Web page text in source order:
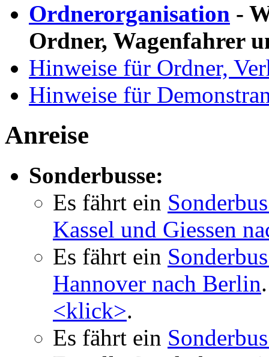
Ordnerorganisation -
Ordner, Wagenfahrer
Hinweise für Ordner,
Hinweise für
Anreise
Sonderbusse:
Es fährt ein
Kassel und Giessen
Es fährt ein
Hannover nach Berlin
<klick>.
Es fährt ein